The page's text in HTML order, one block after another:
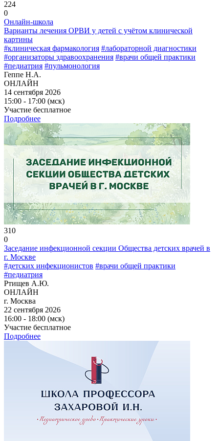
224
0
Онлайн-школа
Варианты лечения ОРВИ у детей с учётом клинической
картины
#клиническая фармакология #лабораторной диагностики
#организаторы здравоохранения #врачи общей практики
#педиатрия #пульмонология
Геппе Н.А.
ОНЛАЙН
14 сентября 2026
15:00 - 17:00 (мск)
Участие бесплатное
Подробнее
310
0
Заседание инфекционной секции Общества детских врачей в
г. Москве
#детских инфекционистов #врачи общей практики
#педиатрия
Ртищев А.Ю.
ОНЛАЙН
г. Москва
22 сентября 2026
16:00 - 18:00 (мск)
Участие бесплатное
Подробнее